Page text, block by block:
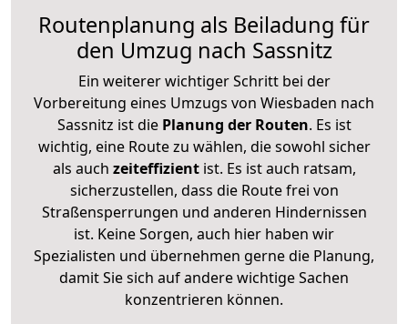
Routenplanung als Beiladung für
den Umzug nach Sassnitz
Ein weiterer wichtiger Schritt bei der
Vorbereitung eines Umzugs von Wiesbaden nach
Sassnitz ist diePlanung der Routen. Es ist
wichtig, eine Route zu wählen, die sowohl sicher
als auch zeiteffizientist. Es ist auch ratsam,
sicherzustellen, dass die Route frei von
Straßensperrungen und anderen Hindernissen
ist. Keine Sorgen, auch hier haben wir
Spezialisten und übernehmen gerne die Planung,
damit Sie sich auf andere wichtige Sachen
konzentrieren können.